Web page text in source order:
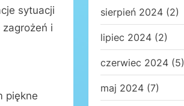
sytuacji
i
piękne
sierpień 2024 (2)
lipiec 2024 (2)
czerwiec 2024 (5)
maj 2024 (7)